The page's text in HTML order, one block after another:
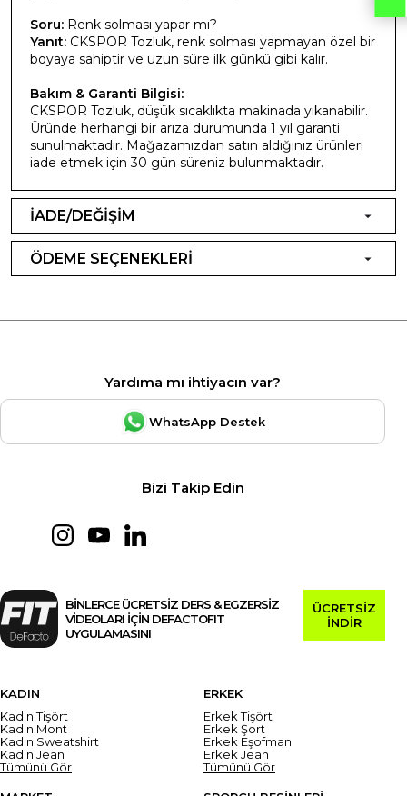
Soru: Renk solması yapar mı?
Yanıt: CKSPOR Tozluk, renk solması yapmayan özel bir
boyaya sahiptir ve uzun süre ilk günkü gibi kalır.
Bakım & Garanti Bilgisi:
CKSPOR Tozluk, düşük sıcaklıkta makinada yıkanabilir.
Üründe herhangi bir arıza durumunda 1 yıl garanti
sunulmaktadır. Mağazamızdan satın aldığınız ürünleri
iade etmek için 30 gün süreniz bulunmaktadır.
İADE/DEĞİŞİM
ÖDEME SEÇENEKLERİ
Yardıma mı ihtiyacın var?
WhatsApp Destek
Bizi Takip Edin
BİNLERCE ÜCRETSİZ DERS & EGZERSİZ
VİDEOLARI İÇİN DEFACTOFIT
UYGULAMASINI
ÜCRETSİZ
İNDİR
KADIN
Kadın Tişört
Kadın Mont
Kadın Sweatshirt
Kadın Jean
Tümünü Gör
ERKEK
Erkek Tişört
Erkek Şort
Erkek Eşofman
Erkek Jean
Tümünü Gör